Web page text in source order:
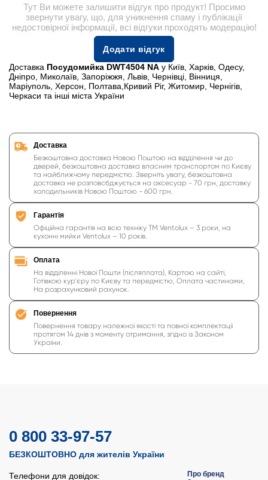
Тут Ви можете залишити відгук про продукт! Просимо
звернути увагу, що, для уникнення спаму і публікації
недостовірної інформації, всі відгуки проходять модерацію!
Додати відгук
Доставка Посудомийка DWT4504 NA у Київ, Харків, Одесу,
Дніпро, Миколаїв, Запоріжжя, Львів, Чернівці, Вінниця,
Маріуполь, Херсон, Полтава,Кривий Ріг, Житомир, Чернігів,
Черкаси та інші міста України
Доставка
Безкоштовна доставка Новою Поштою на відділення чи до
дверей, безкоштовна доставка власним транспортом по Києву
та найближчому передмістю. Зверніть увагу, безкоштовна
доставка не розповсбджується на аксесуар - 70 грн, доставку
холодильників Новою Поштою - 600 грн.
Гарантія
Офіційна гарантія на всю техніку ТМ Ventolux – 3 роки, на
кухонні мийки Ventolux – 10 років.
Оплата
На відділенні Нової Пошти (післяплата), Картою на сайті,
Готівкою кур'єру по Києву та передмістю, Оплата частинами,
На розрахунковий рахунок.
Повернення
Повернення товару належної якості та повної комплектації
протягом 14 днів з моменту отримання, згідно із Законом
України.
0 800 33-97-57
БЕЗКОШТОВНО для жителів України
Телефони для довідок:
Про бренд